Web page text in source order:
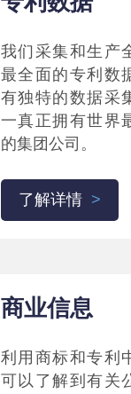
我们采集和生产
最全面的专利数
有独特的数据采
一真正拥有世界
的集团公司。
了解详情
商业信息
利用商标和专利
可以了解到有关